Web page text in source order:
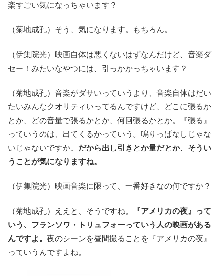
楽すごい気になっちゃいます？
（菊地成孔）そう、気になります。もちろん。
（伊集院光）映画自体は悪くないはずなんだけど、音楽ダ
セー！みたいなやつには、引っかかっちゃいます？
（菊地成孔）音楽がダサいっていうより、音楽自体はだい
たいみんなクオリティいってるんですけど、どこに張るか
とか、どの音量で張るかとか、何回張るかとか。『張る』
っていうのは、出てくるかっていう。鳴りっぱなしじゃな
いじゃないですか。 だから出し引きとか量だとか、そうい
うことが気になりますね。
（伊集院光）映画音楽に限って、一番好きなの何ですか？
（菊地成孔）ええと、そうですね。
『アメリカの夜』って
いう、フランソワ・トリュフォーっていう人の映画がある
んですよ。 夜のシーンを昼間撮ることを『アメリカの夜』
っていうんですよね。